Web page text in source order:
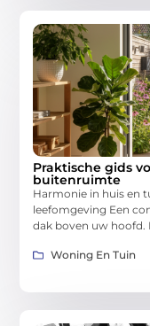
Praktische gids
buitenruimte
Harmonie in huis en
leefomgeving Een
dak boven uw hoofd.
Woning En Tuin